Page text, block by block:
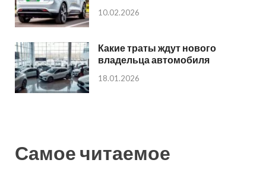
10.02.2026
Какие траты ждут нового
владельца автомобиля
18.01.2026
Самое читаемое